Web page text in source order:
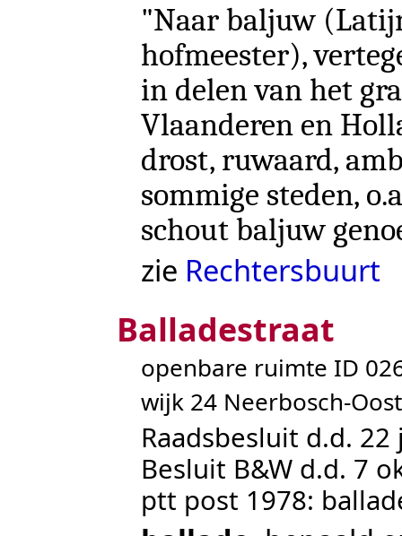
"Naar baljuw
hofmeester),
in delen van het
Vlaanderen en
drost, ruwaard,
sommige steden,
schout baljuw
zie Rechtersbuurt
Balladestraat
openbare ruimte ID
wijk 24 Neerbosch-Oost
Raadsbesluit d.d.
Besluit B&W d.d. 7
ptt post 1978: